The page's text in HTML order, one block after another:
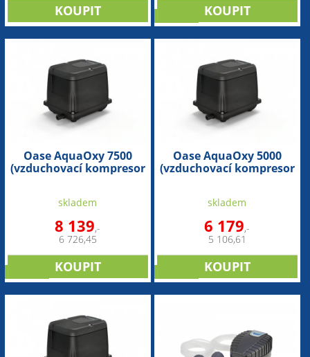
Oase AquaOxy 7500
(vzduchovací kompresor
skladem
8 139,-
6 726,45
Oase AquaOxy 5000
(vzduchovací kompresor
skladem
6 179,-
5 106,61